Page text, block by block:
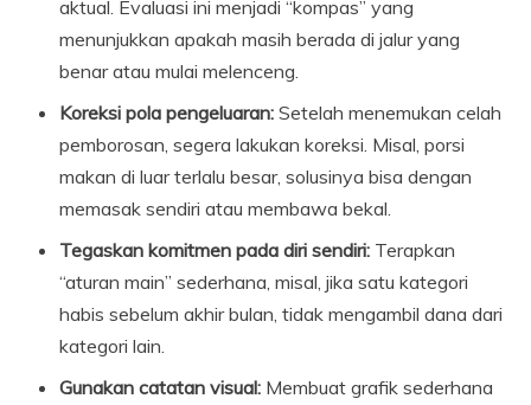
aktual. Evaluasi ini menjadi “kompas” yang
menunjukkan apakah masih berada di jalur yang
benar atau mulai melenceng.
Koreksi pola pengeluaran: Setelah menemukan celah
pemborosan, segera lakukan koreksi. Misal, porsi
makan di luar terlalu besar, solusinya bisa dengan
memasak sendiri atau membawa bekal.
Tegaskan komitmen pada diri sendiri: Terapkan
“aturan main” sederhana, misal, jika satu kategori
habis sebelum akhir bulan, tidak mengambil dana dari
kategori lain.
Gunakan catatan visual: Membuat grafik sederhana